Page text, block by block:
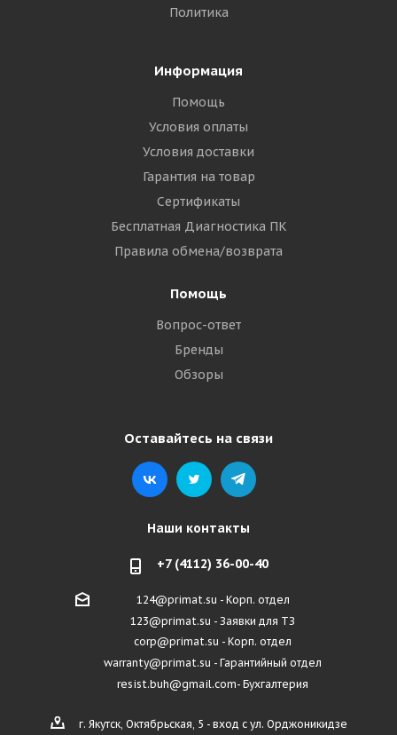
Политика
Информация
Помощь
Условия оплаты
Условия доставки
Гарантия на товар
Сертификаты
Бесплатная Диагностика ПК
Правила обмена/возврата
Помощь
Вопрос-ответ
Бренды
Обзоры
Оставайтесь на связи
Наши контакты
+7 (4112) 36-00-40
124@primat.su - Корп. отдел
123@primat.su - Заявки для ТЗ
corp@primat.su - Корп. отдел
warranty@primat.su - Гарантийный отдел
resist.buh@gmail.com- Бухгалтерия
г. Якутск, Октябрьская, 5 - вход с ул. Орджоникидзе